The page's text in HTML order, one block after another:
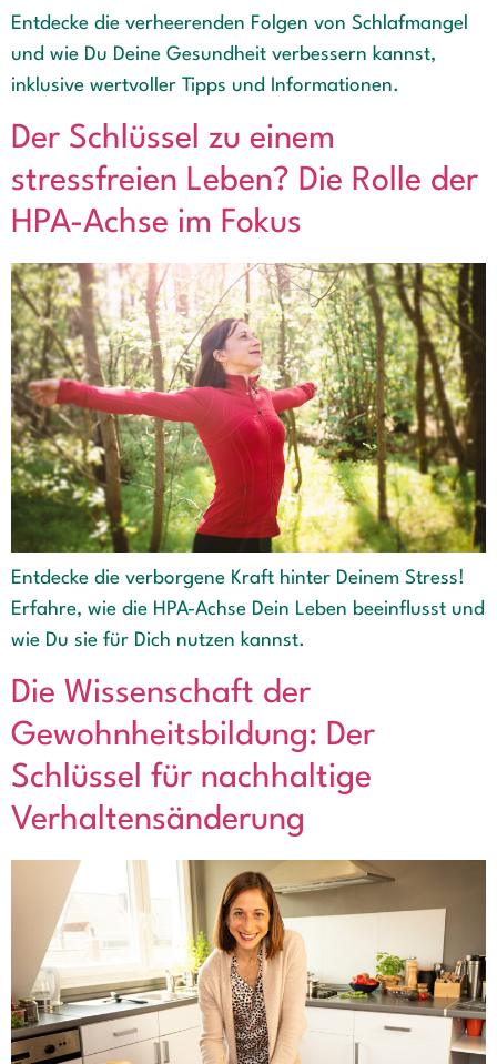
Entdecke die verheerenden Folgen von Schlafmangel
und wie Du Deine Gesundheit verbessern kannst,
inklusive wertvoller Tipps und Informationen.
Der Schlüssel zu einem
stressfreien Leben? Die Rolle der
HPA-Achse im Fokus
Entdecke die verborgene Kraft hinter Deinem Stress!
Erfahre, wie die HPA-Achse Dein Leben beeinflusst und
wie Du sie für Dich nutzen kannst.
Die Wissenschaft der
Gewohnheitsbildung: Der
Schlüssel für nachhaltige
Verhaltensänderung